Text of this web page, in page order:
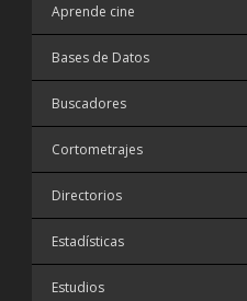
Aprende cine
Bases de Datos
Buscadores
Cortometrajes
Directorios
Estadísticas
Estudios